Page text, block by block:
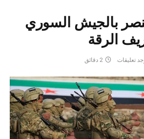
بالجيش السوري
الرقة
تعليقات 2 دقائق